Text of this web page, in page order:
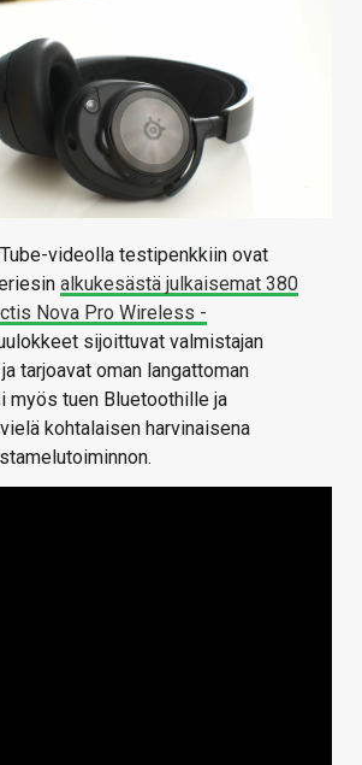
videolla testipenkkiin ovat
alkukesästä julkaisemat 380
Nova Pro Wireless -
sijoittuvat valmistajan
tarjoavat oman langattoman
myös tuen Bluetoothille ja
kohtalaisen harvinaisena